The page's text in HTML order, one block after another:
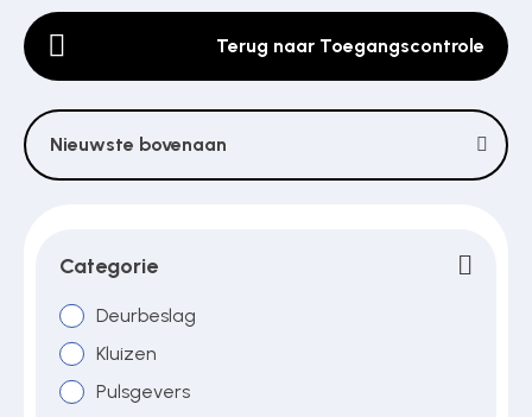
Pulsgevers
Sloten
Toegangscontrole
Toegangsverlening
Terug naar Toegangscontrole
Nieuwste bovenaan
Categorie
Deurbeslag
Kluizen
Pulsgevers